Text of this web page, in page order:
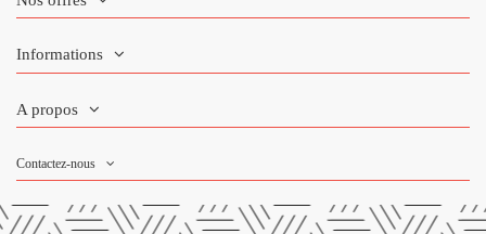
Informations
A propos
Contactez-nous